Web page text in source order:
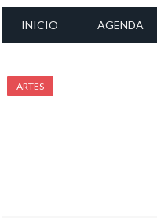
INICIO AGENDA
ARTES